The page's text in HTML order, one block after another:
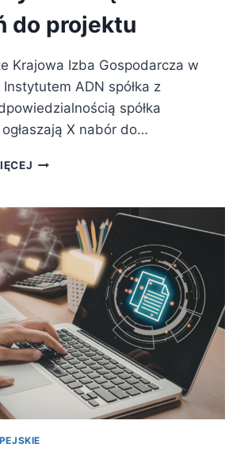
do projektu
Krajowa Izba Gospodarcza w
ADN spółka z
spółka
X nabór do…
OGŁASZAMY
NABORU
ZGŁOSZEŃ
DO
PROJEKTU